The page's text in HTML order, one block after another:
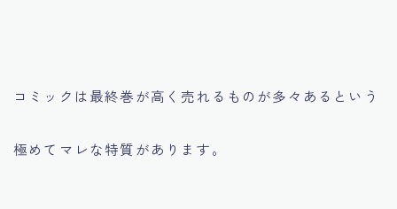
コミックは最終巻が高く売れるものが多々あるという
極めてマレな特質があります。